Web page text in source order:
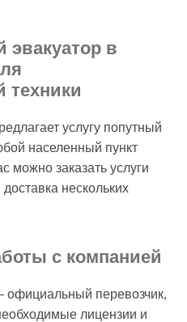
эвакуатор в
техники
услугу попутный
населенный пункт
можно заказать услуги
нескольких
с компанией
перевозчик,
лицензии и